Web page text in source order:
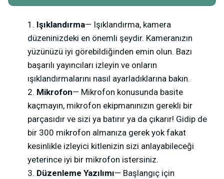
Işıklandırma— Işıklandırma, kamera
düzeninizdeki en önemli şeydir. Kameranızın
yüzünüzü iyi görebildiğinden emin olun. Bazı
başarılı yayıncıları izleyin ve onların
ışıklandırmalarını nasıl ayarladıklarına bakın.
Mikrofon— Mikrofon konusunda basite
kaçmayın, mikrofon ekipmanınızın gerekli bir
parçasıdır ve sizi ya batırır ya da çıkarır! Gidip de
bir 300 mikrofon almanıza gerek yok fakat
kesinlikle izleyici kitlenizin sizi anlayabileceği
yeterince iyi bir mikrofon istersiniz.
Düzenleme Yazılımı— Başlangıç için